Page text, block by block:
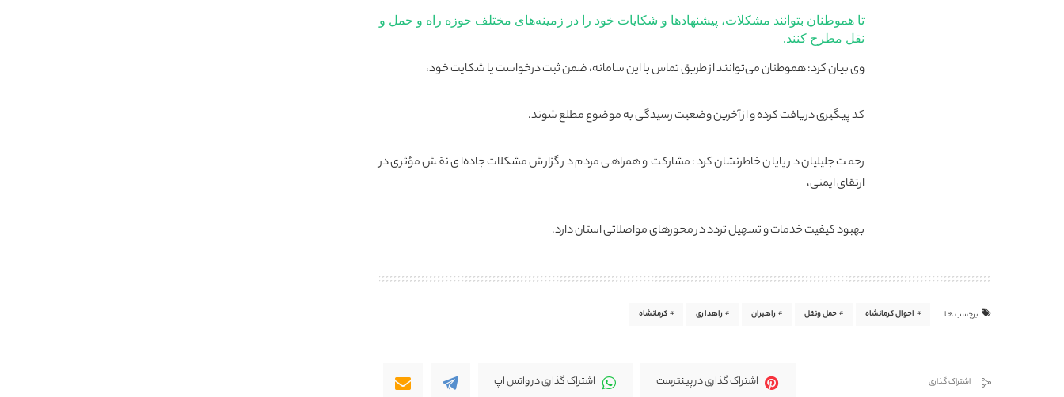
تا هموطنان بتوانند مشکلات، پیشنهادها و شکایات خود را در زمینه‌های مختلف حوزه راه و حمل‌ و
نقل مطرح کنند.
وی بیان کرد: هموطنان می‌توانند از طریق تماس با این سامانه، ضمن ثبت درخواست یا شکایت خود،
کد پیگیری دریافت کرده و از آخرین وضعیت رسیدگی به موضوع مطلع شوند.
رحمت جلیلیان در پایان خاطرنشان کرد: مشارکت و همراهی مردم در گزارش مشکلات جاده‌ای نقش مؤثری در
ارتقای ایمنی،
بهبود کیفیت خدمات و تسهیل تردد در محورهای مواصلاتی استان دارد.
برچسب ها احوال کرمانشاه حمل ونقل راهبران راهداری کرمانشاه
اشتراک گذاری اشتراک گذاری در پینترست اشتراک گذاری در واتس اپ